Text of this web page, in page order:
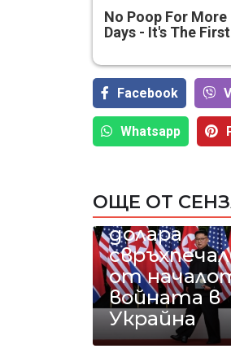
No Poop For More
Days - It's The
Facebook
Whatsapp
ОЩЕ ОТ
получил 22
милиарда
долара
от
войната в
Украйна
18 тона